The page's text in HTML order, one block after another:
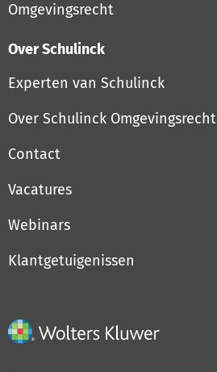
Omgevingsrecht
Over Schulinck
Experten van Schulinck
Over Schulinck Omgevingsrecht
Contact
Vacatures
Webinars
Klantgetuigenissen